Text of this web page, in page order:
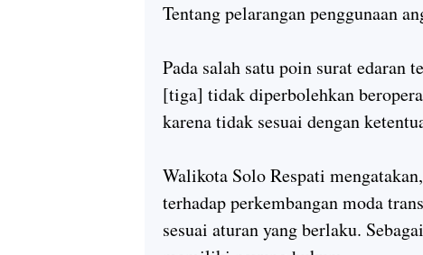
Tentang pelarangan penggunaan
Pada salah satu poin surat edaran
[tiga] tidak diperbolehkan
karena tidak sesuai dengan
Walikota Solo Respati
terhadap perkembangan moda
sesuai aturan yang berlaku.